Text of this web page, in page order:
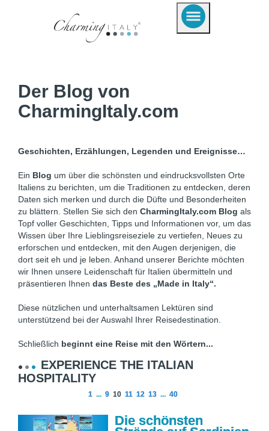
Der Blog von
CharmingItaly.com
Geschichten, Erzählungen, Legenden und Ereignisse…
Ein Blog um über die schönsten und eindrucksvollsten Orte
Italiens zu berichten, um die Traditionen zu entdecken, deren
Daten sich merken und durch die Düfte und Besonderheiten
zu blättern. Stellen Sie sich den CharmingItaly.com Blog als
Topf voller Geschichten, Tipps und Informationen vor, um das
Wissen über Ihre Lieblingsreiseziele zu vertiefen, Neues zu
erforschen und entdecken, mit den Augen derjenigen, die
dort seit eh und je leben. Anhand unserer Berichte möchten
wir Ihnen unsere Leidenschaft für Italien übermitteln und
präsentieren Ihnen das Beste des „Made in Italy“.
Diese nützlichen und unterhaltsamen Lektüren sind
unterstützend bei der Auswahl Ihrer Reisedestination.
Schließlich beginnt eine Reise mit den Wörtern...
EXPERIENCE THE ITALIAN
HOSPITALITY
1 ... 9 10 11 12 13 ... 40
Die schönsten